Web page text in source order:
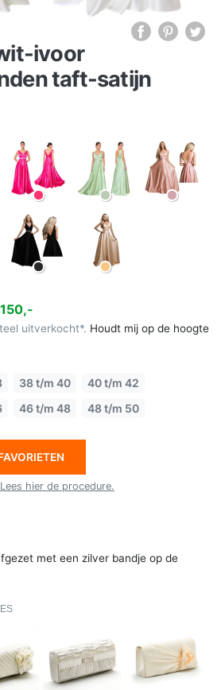
ivoor
taft-satijn
uitverkocht*. Houdt mij op de hoogte
38 t/m 40
40 t/m 42
46 t/m 48 48 t/m 50
Lees hier de procedure.
met een zilver bandje op de